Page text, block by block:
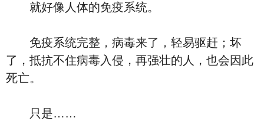
就好像人体的免疫系统。
免疫系统完整，病毒来了，轻易驱赶；坏
了，抵抗不住病毒入侵，再强壮的人，也会因此
死亡。
只是……